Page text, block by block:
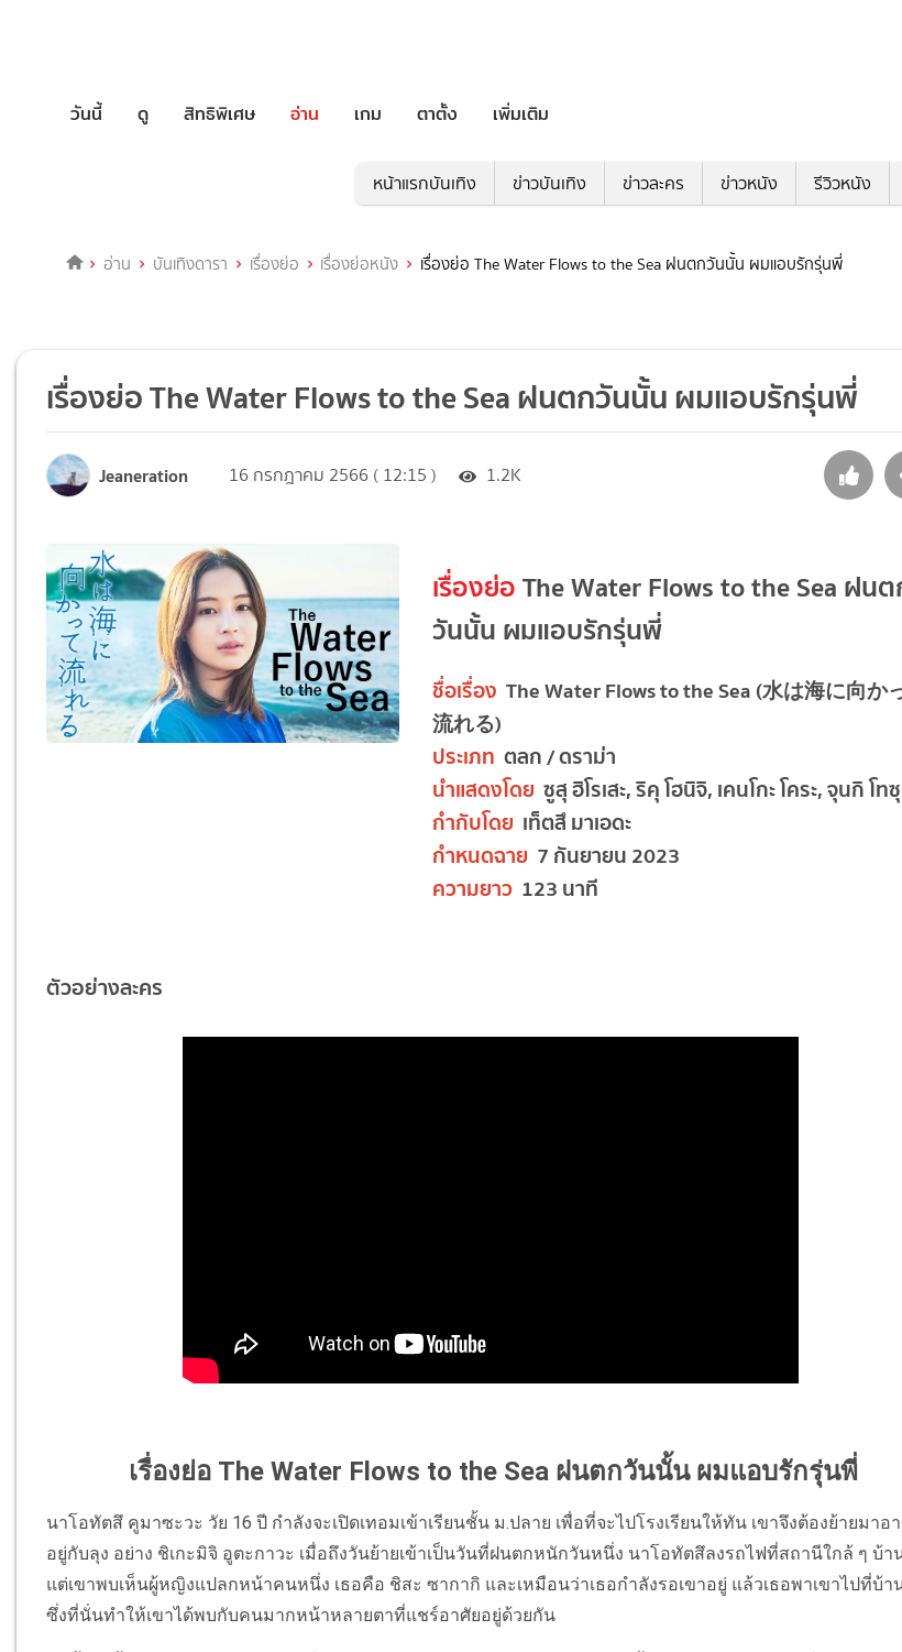
วันนี้ ดู สิทธิพิเศษ อ่าน เกม ตาตั้ง เพิ่มเติม
หน้าแรกบันเทิง ข่าวบันเทิง ข่าวละคร ข่าวหนัง รีวิวหนัง
อ่าน บันเทิงดารา เรื่องย่อ เรื่องย่อหนัง เรื่องย่อ The Water Flows to the Sea ฝนตกวันนั้น ผมแอบรักรุ่นพี่
เรื่องย่อ The Water Flows to the Sea ฝนตกวันนั้น ผมแอบรักรุ่นพี่
Jeaneration 16 กรกฎาคม 2566 ( 12:15 ) 1.2K
เรื่องย่อThe Water Flows to the Sea ฝน
วันนั้น ผมแอบรักรุ่นพี่
ชื่อเรื่อง The Water Flows to the Sea (水は海に向か
流れる)
ประเภท ตลก / ดราม่า
นำแสดงโดย ซูสุ ฮิโรเสะ, ริคุ โฮนิจิ, เคนโกะ โคระ, จุนกิ โท
กำกับโดย เท็ตสึ มาเอดะ
กำหนดฉาย 7 กันยายน 2023
ความยาว123 นาที
ตัวอย่างละคร
เรื่องย่อ The Water Flows to the Sea ฝนตกวันนั้น ผมแอบรักรุ่นพี่
นาโอทัตสึ คูมาซะวะ วัย 16 ปี กำลังจะเปิดเทอมเข้าเรียนชั้น ม.ปลาย เพื่อที่จะไปโรงเรียนให้ทัน เขาจึงต้องย้ายมาอ
อยู่กับลุง อย่าง ชิเกะมิจิ อูตะกาวะ เมื่อถึงวันย้ายเข้าเป็นวันที่ฝนตกหนักวันหนึ่ง นาโอทัตสึลงรถไฟที่สถานีใกล้ ๆ บ้า
แต่เขาพบเห็นผู้หญิงแปลกหน้าคนหนึ่ง เธอคือ ชิสะ ซากากิ และเหมือนว่าเธอกำลังรอเขาอยู่ แล้วเธอพาเขาไปที่บ้า
ซึ่งที่นั่นทำให้เขาได้พบกับคนมากหน้าหลายตาที่แชร์อาศัยอยู่ด้วยกัน